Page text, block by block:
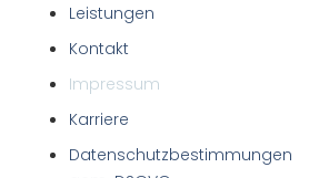
Leistungen
Kontakt
Impressum
Karriere
Datenschutzbestimmungen